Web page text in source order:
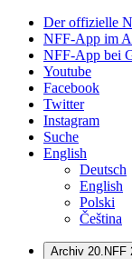
Der offizielle
NFF-App im
NFF-App bei
Youtube
Facebook
Twitter
Instagram
Suche
English
Deutsch
English
Polski
Čeština
Archiv 20.NFF